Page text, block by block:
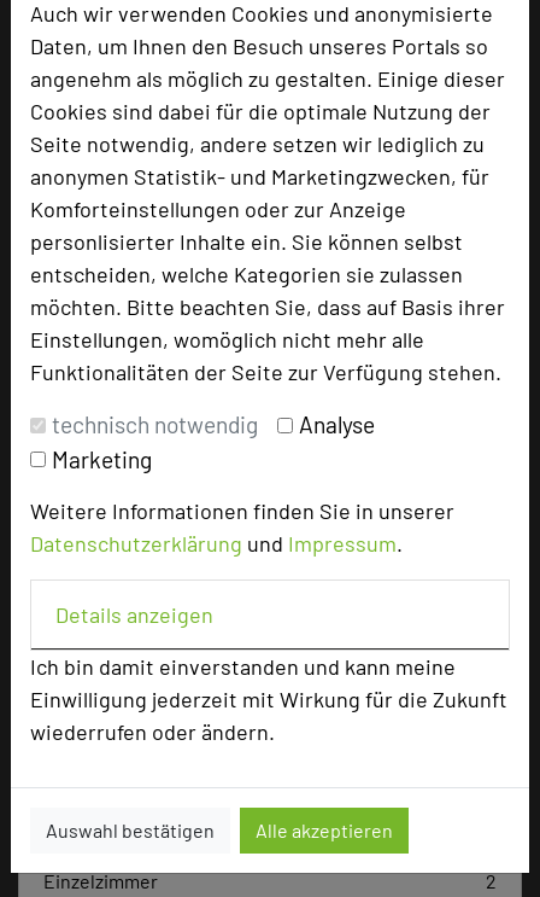
Auch wir verwenden Cookies und anonymisierte
Daten, um Ihnen den Besuch unseres Portals so
angenehm als möglich zu gestalten. Einige dieser
Cookies sind dabei für die optimale Nutzung der
Seite notwendig, andere setzen wir lediglich zu
anonymen Statistik- und Marketingzwecken, für
Komforteinstellungen oder zur Anzeige
personlisierter Inhalte ein. Sie können selbst
entscheiden, welche Kategorien sie zulassen
möchten. Bitte beachten Sie, dass auf Basis ihrer
Einstellungen, womöglich nicht mehr alle
Funktionalitäten der Seite zur Verfügung stehen.
technisch notwendig
Analyse
Marketing
Weitere Informationen finden Sie in unserer
Datenschutzerklärung und Impressum.
Details anzeigen
Ich bin damit einverstanden und kann meine
Einwilligung jederzeit mit Wirkung für die Zukunft
wiederrufen oder ändern.
Auswahl bestätigen Alle akzeptieren
Homepage
zur Tagungsanfrage hinzufügen
Bewertung
Tagungsleiter
Tagungsteilnehmer
Hoteldaten
Max. Tagungskapazität (Personen)
Parlamentarisch
Reihenbestuhlung
100
Tagungsräume
Zimmer
Einzelzimmer
2